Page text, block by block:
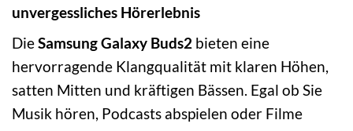
unvergessliches Hörerlebnis
DieSamsung Galaxy Buds2 bieten eine
hervorragende Klangqualität mit klaren Höhen,
satten Mitten und kräftigen Bässen. Egal ob Sie
Musik hören, Podcasts abspielen oder Filme